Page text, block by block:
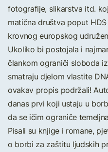
fotografije, slikarstva itd.
matična društva poput
krovnog europskog
Ukoliko bi postojala i
člankom ograniči sloboda
smatraju djelom vlastite
ovakav propis podržali!
danas prvi koji ustaju u
da se ičim ograniče
Pisali su knjige i romane,
o borbi za zaštitu ljudskih